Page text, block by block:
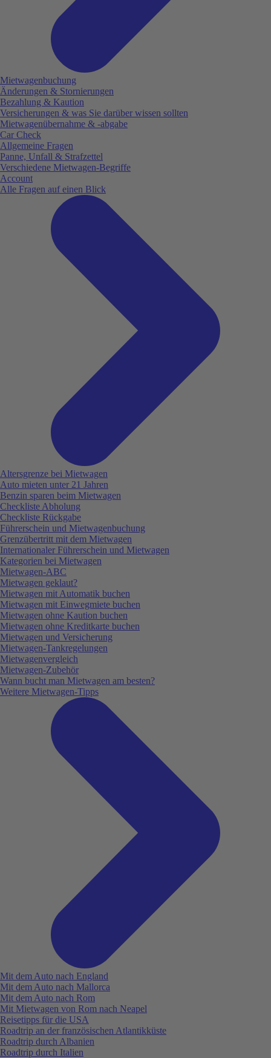
Mietwagenbuchung
Änderungen & Stornierungen
Bezahlung & Kaution
Versicherungen & was Sie darüber wissen sollten
Mietwagenübernahme & -abgabe
Car Check
Allgemeine Fragen
Panne, Unfall & Strafzettel
Verschiedene Mietwagen-Begriffe
Account
Alle Fragen auf einen Blick
Altersgrenze bei Mietwagen
Auto mieten unter 21 Jahren
Benzin sparen beim Mietwagen
Checkliste Abholung
Checkliste Rückgabe
Führerschein und Mietwagenbuchung
Grenzübertritt mit dem Mietwagen
Internationaler Führerschein und Mietwagen
Kategorien bei Mietwagen
Mietwagen-ABC
Mietwagen geklaut?
Mietwagen mit Automatik buchen
Mietwagen mit Einwegmiete buchen
Mietwagen ohne Kaution buchen
Mietwagen ohne Kreditkarte buchen
Mietwagen und Versicherung
Mietwagen-Tankregelungen
Mietwagenvergleich
Mietwagen-Zubehör
Wann bucht man Mietwagen am besten?
Weitere Mietwagen-Tipps
Mit dem Auto nach England
Mit dem Auto nach Mallorca
Mit dem Auto nach Rom
Mit Mietwagen von Rom nach Neapel
Reisetipps für die USA
Roadtrip an der französischen Atlantikküste
Roadtrip durch Albanien
Roadtrip durch Italien